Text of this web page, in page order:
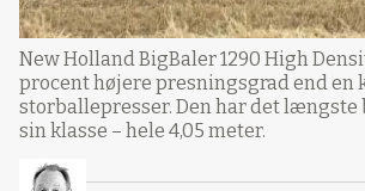
New Holland BigBaler 1290 High
procent højere presningsgrad end en
storballepresser. Den har det længste
sin klasse – hele 4,05 meter.